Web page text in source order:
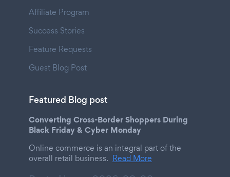
Affiliate Program
Success Stories
Feature Requests
Guest Blog Post
Featured Blog post
Converting Cross-Border Shoppers During
Black Friday & Cyber Monday
Online commerce is an integral part of the
overall retail business. Read More